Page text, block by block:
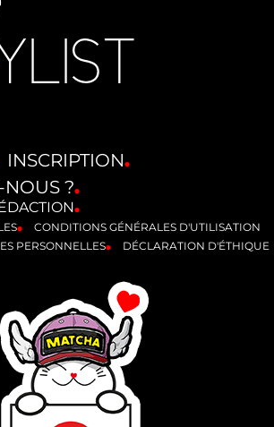
INSCRIPTION
?
CONDITIONS GÉNÉRALES D'UTILISATION
PERSONNELLES
DÉCLARATION D'ÉTHIQUE